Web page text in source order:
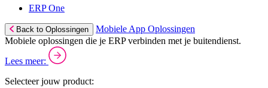
ERP One
Back to Oplossingen
Mobiele App Oplossingen
Mobiele oplossingen die je ERP verbinden met je buitendienst.
Lees meer:
Selecteer jouw product: